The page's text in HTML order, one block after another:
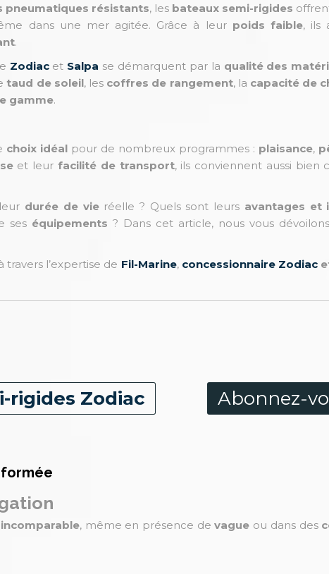
pneumatiques résistants, les bateaux semi-rigides
dans une mer agitée. Grâce à leur poids faible, ils
.
Zodiacet Salpa se démarquent par la qualité des
taud de soleil, les coffres de rangement, la capacité de
gamme.
choix idéal pour de nombreux programmes : plaisance,
et leurfacilité de transport, ils conviennent aussi bien
durée de vieréelle ? Quels sont leurs avantages et
ses équipements ? Dans cet article, nous vous dévoilons
travers l’expertise de Fil-Marine, concessionnaire Zodiac
rigides Zodiac Abonnez-
formée
, même en présence devague ou dans des